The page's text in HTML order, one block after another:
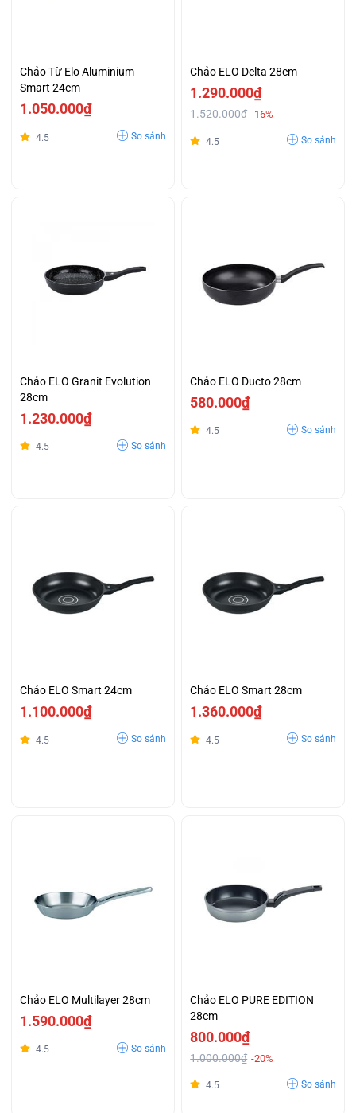
Chảo Từ Elo Aluminium
Smart 24cm
1.050.000₫
4.5 So sánh
Chảo ELO Delta 28cm
1.290.000₫
1.520.000₫ -16%
4.5 So sánh
Chảo ELO Granit Evolution
28cm
1.230.000₫
4.5 So sánh
Chảo ELO Ducto 28cm
580.000₫
4.5 So sánh
Chảo ELO Smart 24cm
1.100.000₫
4.5 So sánh
Chảo ELO Smart 28cm
1.360.000₫
4.5 So sánh
Chảo ELO Multilayer 28cm
1.590.000₫
4.5 So sánh
Chảo ELO PURE EDITION
28cm
800.000₫
1.000.000₫ -20%
4.5 So sánh